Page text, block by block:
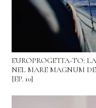
EUROPROGETTA-TO:
NEL MARE MAGNUM
[EP. 10]